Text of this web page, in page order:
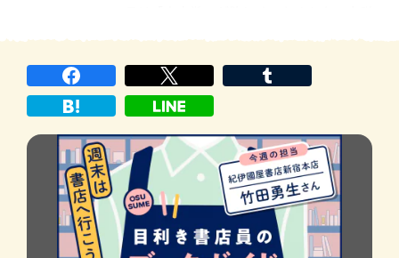
ます。みなさん直木賞や芥川賞については
ご存じでしょうか。直木賞は「エンタメ小